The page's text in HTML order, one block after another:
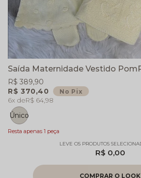
R$ 370,40 No Pix
R$ 389,90
6x R$ 64,98
Único
Resta apenas 1 peça
R$ 0,00